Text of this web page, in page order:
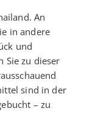
An
in andere
und
Sie zu dieser
sind in der
– zu